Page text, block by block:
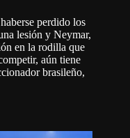
perdido los
lesión y Neymar,
en la rodilla que
aún tiene
brasileño,